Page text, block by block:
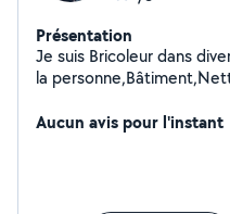
Présentation
Je suis Bricoleur dans
la
étrangères niveau
Aucun avis pour l'instant